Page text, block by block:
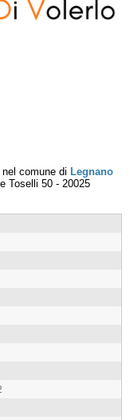
comune di Legnano
Toselli 50 - 20025